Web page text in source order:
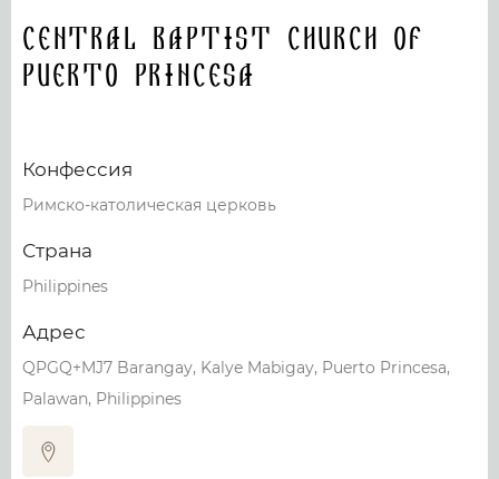
Central Baptist Church of
Puerto Princesa
Конфессия
Римско-католическая церковь
Страна
Philippines
Адрес
QPGQ+MJ7 Barangay, Kalye Mabigay, Puerto Princesa,
Palawan, Philippines